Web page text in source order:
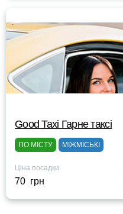
Good Taxi Гарне таксi
ПО МІСТУ МІЖМІСЬКІ
Ціна посадки
70 грн